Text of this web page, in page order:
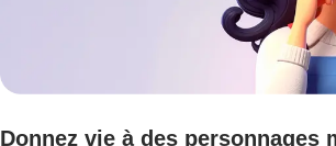
Donnez vie à des personnages